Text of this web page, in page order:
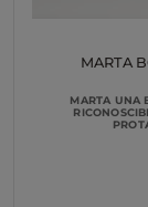
MARTA
MARTA UNA